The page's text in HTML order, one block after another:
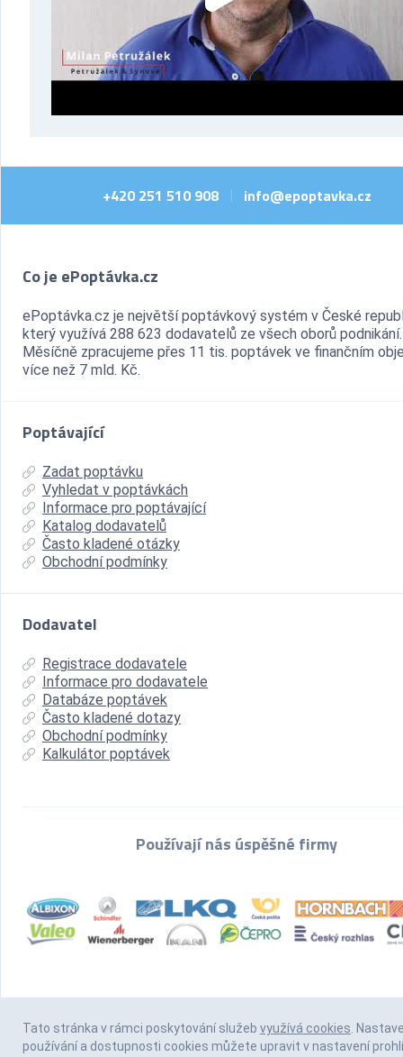
+420 251 510 908 info@epoptavka.cz
Co je ePoptávka.cz
ePoptávka.cz je největší poptávkový systém v České
který využívá 288 623 dodavatelů ze všech oborů podnikání.
Měsíčně zpracujeme přes 11 tis. poptávek ve finančním
více než 7 mld. Kč.
Poptávající
Zadat poptávku
Vyhledat v poptávkách
Informace pro poptávající
Katalog dodavatelů
Často kladené otázky
Obchodní podmínky
Dodavatel
Registrace dodavatele
Informace pro dodavatele
Databáze poptávek
Často kladené dotazy
Obchodní podmínky
Kalkulátor poptávek
Používají nás úspěšné firmy
Tato stránka v rámci poskytování služeb využívá cookies.
používání a dostupnosti cookies můžete upravit v nastavení